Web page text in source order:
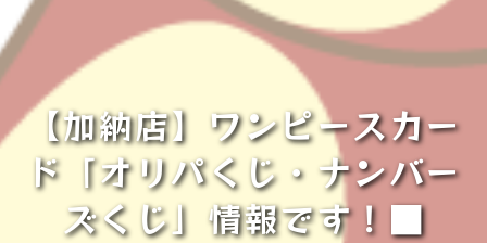
【加納店】ワンピースカー
ド「オリパくじ・ナンバー
ズくじ」情報です！■